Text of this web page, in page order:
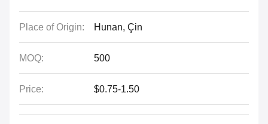
Place of Origin: Hunan, Çin
MOQ: 500
Price: $0.75-1.50